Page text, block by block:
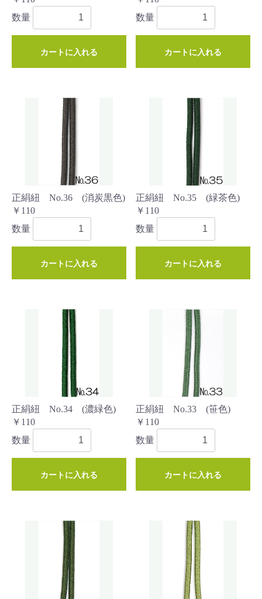
数量
カートに入れる
数量
カートに入れる
正絹紐 No.36 (消炭黒色)
￥110
数量
カートに入れる
正絹紐 No.35 (緑茶色)
￥110
数量
カートに入れる
正絹紐 No.34 (濃緑色)
￥110
数量
カートに入れる
正絹紐 No.33 (笹色)
￥110
数量
カートに入れる